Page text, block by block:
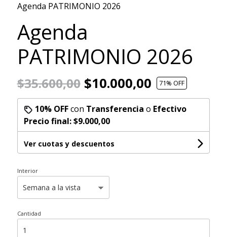
Agenda PATRIMONIO 2026
Agenda
PATRIMONIO 2026
$35.600,00$10.000,00 71% OFF
10% OFFcon Transferencia o Efectivo
Precio final:$9.000,00
Ver cuotas y descuentos
Interior
Cantidad